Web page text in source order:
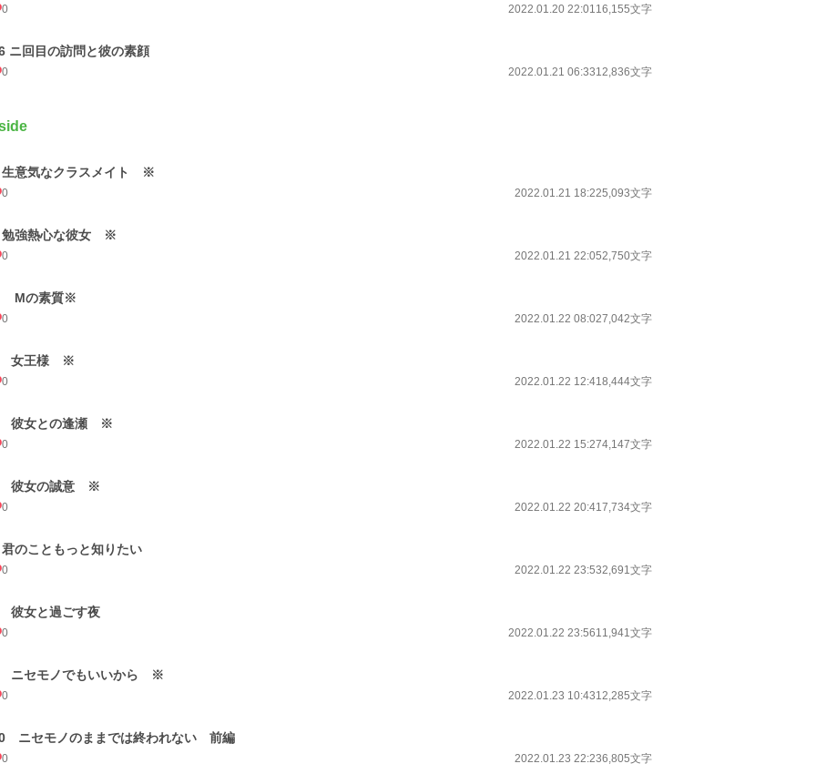
0 2022.01.20 22:0116,155文字
ニ回目の訪問と彼の素顔
0 2022.01.21 06:3312,836文字
生意気なクラスメイト ※
0 2022.01.21 18:225,093文字
勉強熱心な彼女 ※
0 2022.01.21 22:052,750文字
Mの素質※
0 2022.01.22 08:027,042文字
女王様 ※
0 2022.01.22 12:418,444文字
彼女との逢瀬 ※
0 2022.01.22 15:274,147文字
彼女の誠意 ※
0 2022.01.22 20:417,734文字
のこともっと知りたい
0 2022.01.22 23:532,691文字
彼女と過ごす夜
0 2022.01.22 23:5611,941文字
ニセモノでもいいから ※
0 2022.01.23 10:4312,285文字
ニセモノのままでは終われない 前編
0 2022.01.23 22:236,805文字